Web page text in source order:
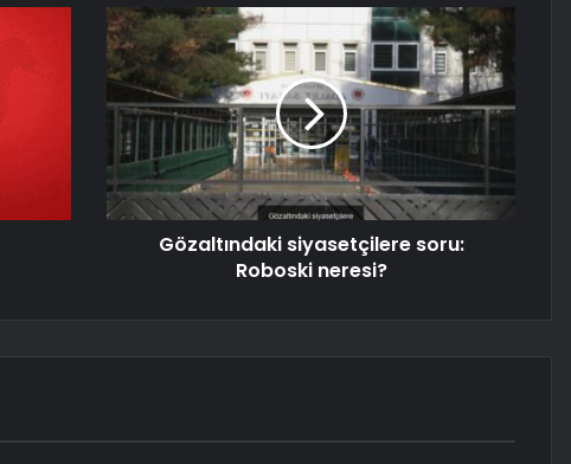
Gözaltındaki siyasetçilere soru:
Roboski neresi?